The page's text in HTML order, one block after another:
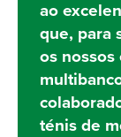
ao
que, para
os nossos
ténis de